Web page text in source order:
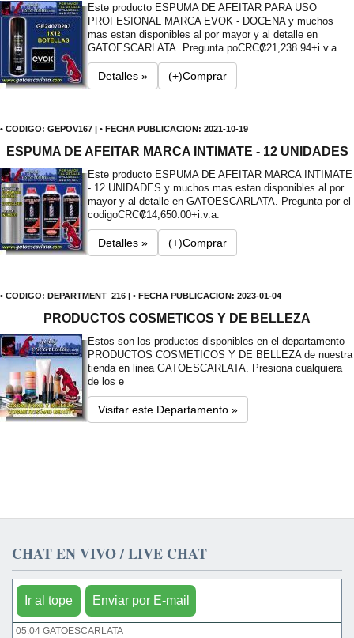
Este producto ESPUMA DE AFEITAR PARA USO
PROFESIONAL MARCA EVOK - DOCENA y muchos
mas estan disponibles al por mayor y al detalle en
GATOESCARLATA. Pregunta poCRC₡21,238.94+i.v.a.
Detalles » (+)Comprar
• CODIGO: GEPOV167 | • FECHA PUBLICACION: 2021-10-19
ESPUMA DE AFEITAR MARCA INTIMATE - 12 UNIDADES
Este producto ESPUMA DE AFEITAR MARCA INTIMATE
- 12 UNIDADES y muchos mas estan disponibles al por
mayor y al detalle en GATOESCARLATA. Pregunta por el
codigoCRC₡14,650.00+i.v.a.
Detalles » (+)Comprar
• CODIGO: DEPARTMENT_216 | • FECHA PUBLICACION: 2023-01-04
PRODUCTOS COSMETICOS Y DE BELLEZA
Estos son los productos disponibles en el departamento
PRODUCTOS COSMETICOS Y DE BELLEZA de nuestra
tienda en linea GATOESCARLATA. Presiona cualquiera
de los e
Visitar este Departamento »
CHAT EN VIVO / LIVE CHAT
Ir al tope Enviar por E-mail
05:04 GATOESCARLATA